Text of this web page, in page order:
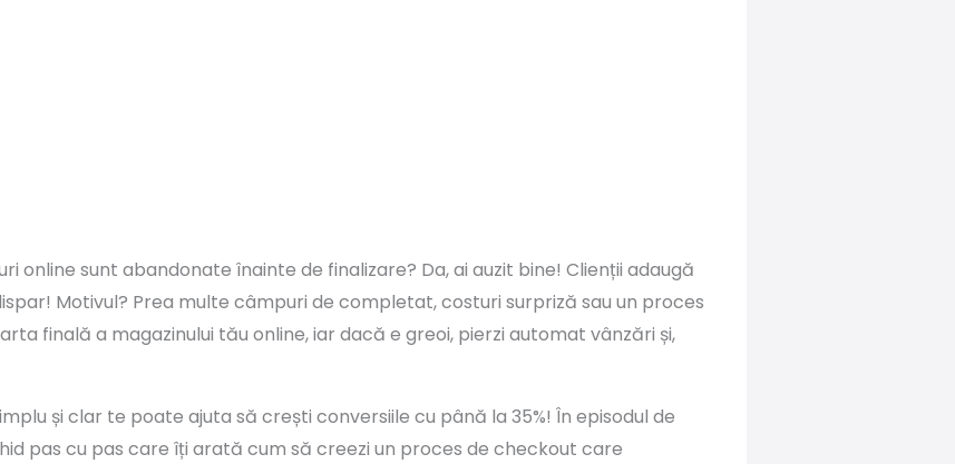
online sunt abandonate înainte de finalizare? Da, ai auzit bine! Clienții adaugă
Motivul? Prea multe câmpuri de completat, costuri surpriză sau un proces
finală a magazinului tău online, iar dacă e greoi, pierzi automat vânzări și,
și clar te poate ajuta să crești conversiile cu până la 35%! În episodul de
pas cu pas care îți arată cum să creezi un proces de checkout care